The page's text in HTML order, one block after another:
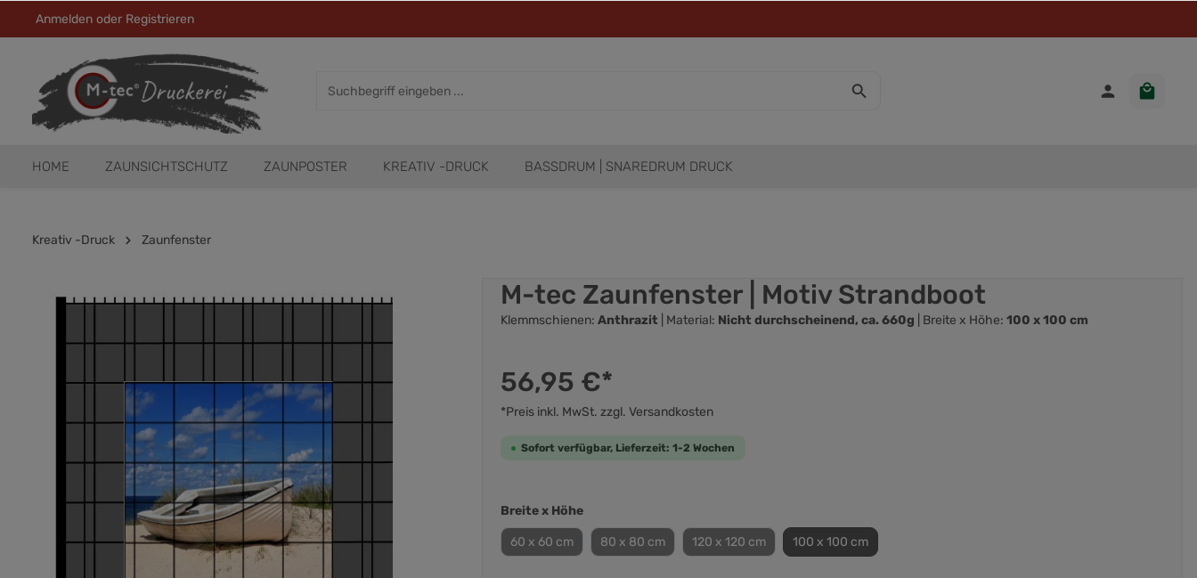
Anmelden oder Registrieren
HOME ZAUNSICHTSCHUTZ ZAUNPOSTER KREATIV -DRUCK BASSDRUM | SNAREDRUM DRUCK
Kreativ -Druck Zaunfenster
M-tec Zaunfenster | Motiv Strandboot
Klemmschienen: Anthrazit | Material: Nicht durchscheinend, ca. 660g | Breite x Höhe: 100 x 100 cm
56,95 €*
*Preis inkl. MwSt. zzgl. Versandkosten
Sofort verfügbar, Lieferzeit: 1-2 Wochen
Breite x Höhe
60 x 60 cm 80 x 80 cm 120 x 120 cm 100 x 100 cm